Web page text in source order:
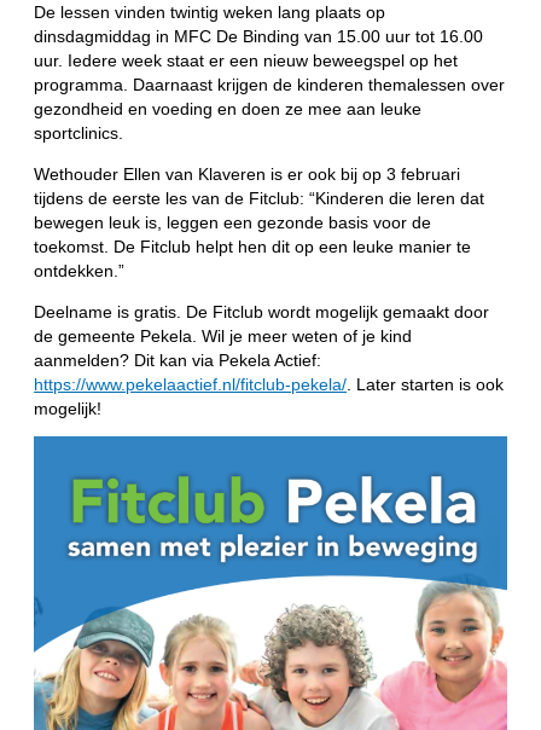
De lessen vinden twintig weken lang plaats op
dinsdagmiddag in MFC De Binding van 15.00 uur tot 16.00
uur. Iedere week staat er een nieuw beweegspel op het
programma. Daarnaast krijgen de kinderen themalessen over
gezondheid en voeding en doen ze mee aan leuke
sportclinics.
Wethouder Ellen van Klaveren is er ook bij op 3 februari
tijdens de eerste les van de Fitclub: “Kinderen die leren dat
bewegen leuk is, leggen een gezonde basis voor de
toekomst. De Fitclub helpt hen dit op een leuke manier te
ontdekken.”
Deelname is gratis. De Fitclub wordt mogelijk gemaakt door
de gemeente Pekela. Wil je meer weten of je kind
aanmelden? Dit kan via Pekela Actief:
https://www.pekelaactief.nl/fitclub-pekela/ . Later starten is ook
mogelijk!